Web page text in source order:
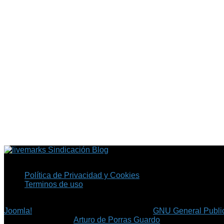
Sindicación Blog
Política de Privacidad y Cookies
Terminos de uso
Joomla!
GNU General
©Arturo de Porras Guardo